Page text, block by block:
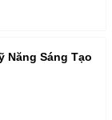
Năng Sáng Tạo